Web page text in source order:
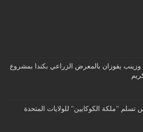
يفوزان بالمعرض الزراعي بكندا بمشروع
تسلم "ملكة الكوكايين" للولايات المتحدة